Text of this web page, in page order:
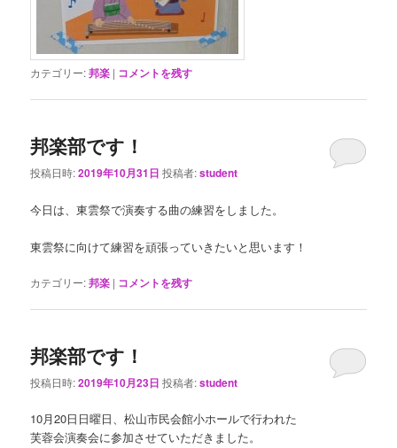
カテゴリー:邦楽 | コメントを残す
邦楽部です！
投稿日時:2019年10月31日 投稿者:student
今日は、東雲祭で演奏する曲の練習をしました。
東雲祭に向けて練習を頑張っていきたいと思います！
カテゴリー:邦楽 | コメントを残す
邦楽部です！
投稿日時:2019年10月23日 投稿者:student
10月20日日曜日、松山市民会館小ホールで行われた
芙蓉会演奏会に参加させていただきました。